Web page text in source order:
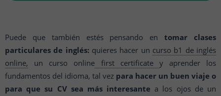
Puede que también estés pensando en tomar clases
particulares de inglés:quieres hacer un curso b1 de inglés
online, un curso online first certificate y aprender los
fundamentos del idioma, tal vez para hacer un buen viaje o
para que su CV sea más interesante a los ojos de un